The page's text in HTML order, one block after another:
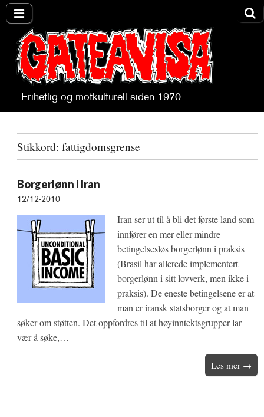
Gateavisa
Frihetlig og motkulturell siden 1970
Stikkord: fattigdomsgrense
Borgerlønn i Iran
12/12-2010
Iran ser ut til å bli det første land som
innfører en mer eller mindre
betingelsesløs borgerlønn i praksis
(Brasil har allerede implementert
borgerlønn i sitt lovverk, men ikke i
praksis). De eneste betingelsene er at
man er iransk statsborger og at man
søker om støtten. Det oppfordres til at høyinntektsgrupper lar
vær å søke,…
Les mer →